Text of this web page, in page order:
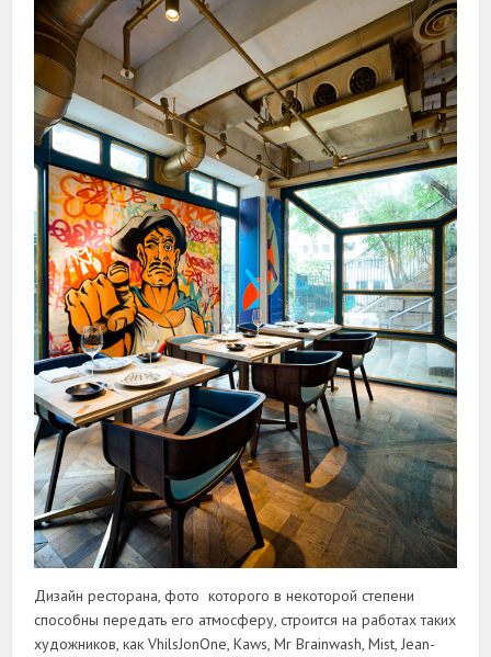
Дизайн ресторана, фото которого в некоторой степени
способны передать его атмосферу, строится на работах таких
художников, как VhilsJonOne, Kaws, Mr Brainwash, Mist, Jean-